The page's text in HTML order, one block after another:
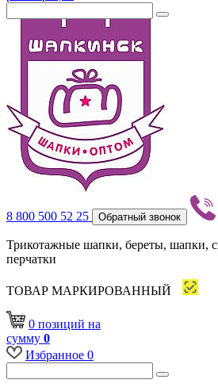
8 800 500 52 25 Обратный звонок
Трикотажные шапки, береты, шапки,
перчатки
ТОВАР МАРКИРОВАННЫЙ
0 позиций на
сумму 0
Избранное 0